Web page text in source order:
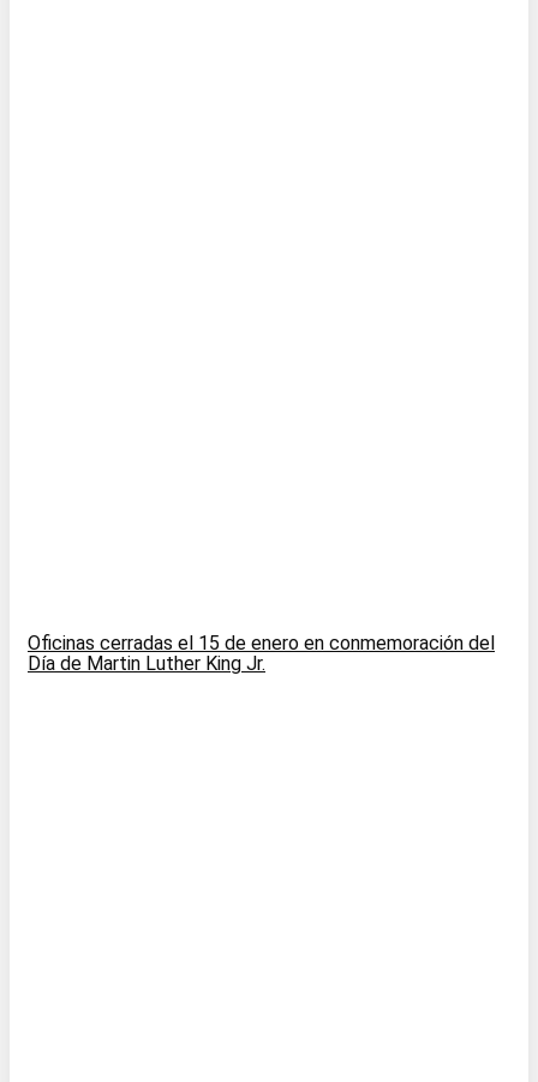
Oficinas cerradas el 15 de enero en conmemoración del
Día de Martin Luther King Jr.